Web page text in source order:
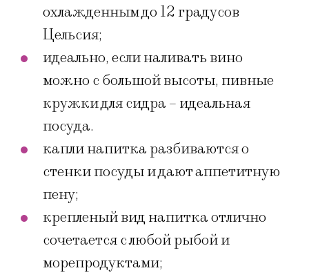
охлажденным до 12 градусов
Цельсия;
идеально, если наливать вино
можно с большой высоты, пивные
кружки для сидра – идеальная
посуда.
капли напитка разбиваются о
стенки посуды и дают аппетитную
пену;
крепленый вид напитка отлично
сочетается с любой рыбой и
морепродуктами;